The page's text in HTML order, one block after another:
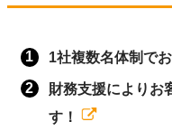
1社複数名体制で
財務支援によりお
す！